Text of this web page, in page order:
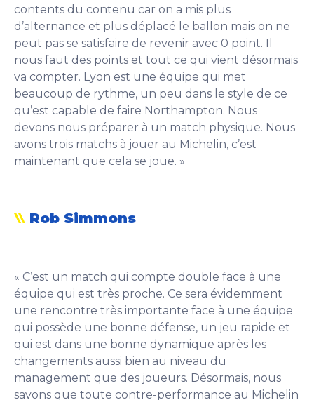
contents du contenu car on a mis plus
d’alternance et plus déplacé le ballon mais on ne
peut pas se satisfaire de revenir avec 0 point. Il
nous faut des points et tout ce qui vient désormais
va compter. Lyon est une équipe qui met
beaucoup de rythme, un peu dans le style de ce
qu’est capable de faire Northampton. Nous
devons nous préparer à un match physique. Nous
avons trois matchs à jouer au Michelin, c’est
maintenant que cela se joue. »
Rob Simmons
« C’est un match qui compte double face à une
équipe qui est très proche. Ce sera évidemment
une rencontre très importante face à une équipe
qui possède une bonne défense, un jeu rapide et
qui est dans une bonne dynamique après les
changements aussi bien au niveau du
management que des joueurs. Désormais, nous
savons que toute contre-performance au Michelin